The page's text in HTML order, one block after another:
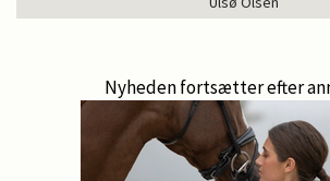
Nyheden fortsætter efter